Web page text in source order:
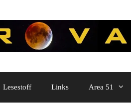
Lesestoff Links Area 51